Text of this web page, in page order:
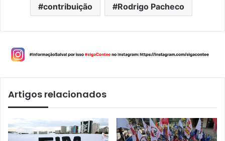
contribuição Rodrigo Pacheco
Artigos relacionados